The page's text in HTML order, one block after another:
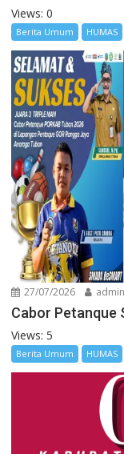
Views: 0
Berita Umum HUMAS
27/07/2026 admin
Cabor Petanque
Views: 5
Berita Umum HUMAS